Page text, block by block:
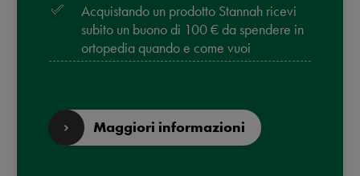
Acquistando un prodotto Stannah ricevi
subito un buono di 100 € da spendere in
ortopedia quando e come vuoi
Maggiori informazioni